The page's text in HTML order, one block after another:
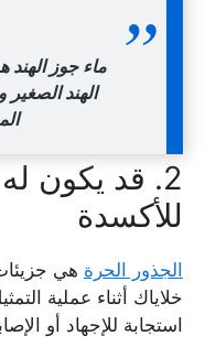
ماء جوز الهند
الهند
2. قد يكون
للأكسدة
الجذور الحرة هي
خلاياك أثناء عملية
استجابة للإجهاد أو